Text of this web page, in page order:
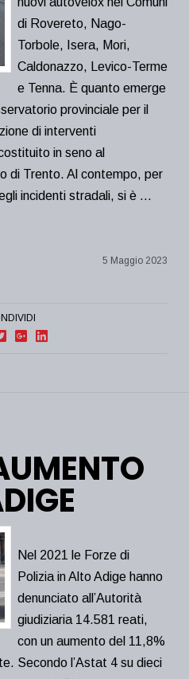
di Rovereto, Nago-
Torbole, Isera, Mori,
Caldonazzo, Levico-Terme
e Tenna. È quanto emerge
provinciale per il
di interventi
in seno al
di Trento. Al contempo, per
incidenti stradali, si è …
5 Maggio 2023
Nel 2021 le Forze di
Polizia in Alto Adige hanno
denunciato all’Autorità
giudiziaria 14.581 reati,
con un aumento del 11,8%
Secondo l’Astat 4 su dieci